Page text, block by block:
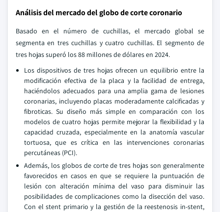
Análisis del mercado del globo de corte coronario
Basado en el número de cuchillas, el mercado global se
segmenta en tres cuchillas y cuatro cuchillas. El segmento de
tres hojas superó los 88 millones de dólares en 2024.
Los dispositivos de tres hojas ofrecen un equilibrio entre la
modificación efectiva de la placa y la facilidad de entrega,
haciéndolos adecuados para una amplia gama de lesiones
coronarias, incluyendo placas moderadamente calcificadas y
fibroticas. Su diseño más simple en comparación con los
modelos de cuatro hojas permite mejorar la flexibilidad y la
capacidad cruzada, especialmente en la anatomía vascular
tortuosa, que es crítica en las intervenciones coronarias
percutáneas (PCI).
Además, los globos de corte de tres hojas son generalmente
favorecidos en casos en que se requiere la puntuación de
lesión con alteración mínima del vaso para disminuir las
posibilidades de complicaciones como la disección del vaso.
Con el stent primario y la gestión de la reestenosis in-stent,